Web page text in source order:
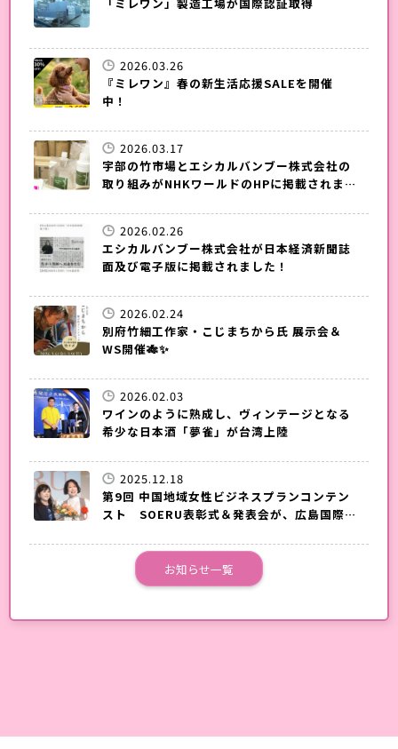
2026.03.26
『ミレワン』春の新生活応援SALEを開催
中！
2026.03.17
宇部の竹市場とエシカルバンブー株式会社の
取り組みがNHKワールドのHPに掲載されまし
2026.02.26
エシカルバンブー株式会社が日本経済新聞誌
面及び電子版に掲載されました！
2026.02.24
別府竹細工作家・こじまちから氏 展示会＆
WS開催🎋✨
2026.02.03
ワインのように熟成し、ヴィンテージとなる
希少な日本酒「夢雀」が台湾上陸
2025.12.18
第9回 中国地域女性ビジネスプランコンテン
スト SOERU表彰式＆発表会が、広島国際会
お知らせ一覧